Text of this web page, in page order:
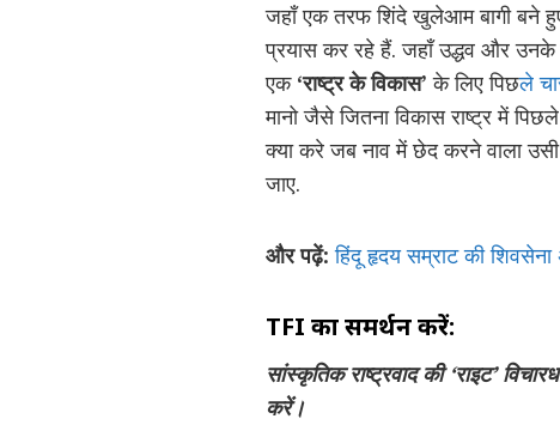
जहाँ एक तरफ शिंदे खुलेआम बागी बने
प्रयास कर रहे हैं. जहाँ उद्धव और उनके
एक ‘राष्ट्र के विकास’ के लिए पिछले
मानो जैसे जितना विकास राष्ट्र में
क्या करे जब नाव में छेद करने वाला
जाए.
और पढ़ें:हिंदू हृदय सम्राट की शिवसेना
TFI का समर्थन करें:
सांस्कृतिक राष्ट्रवाद की ‘राइट’
करें।